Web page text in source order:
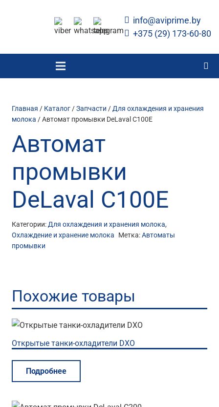
info@aviprime.by
+375 (29) 173-60-80
Главная / Каталог/Запчасти /Для охлаждения и хранения
молока / Автомат промывки DeLaval C100E
Автомат
промывки
DeLaval C100E
Категории:Для охлаждения и хранения молока,
Охлаждение и хранение молока Метка:Автоматы
промывки
Похожие товары
Открытые танки-охладители DXO
Подробнее